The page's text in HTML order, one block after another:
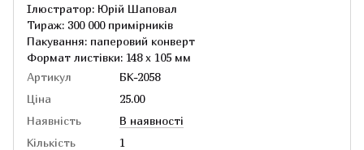
Ілюстратор: Юрій Шаповал
Тираж: 300 000 примірників
Пакування: паперовий конверт
Формат листівки: 148 х 105 мм
Артикул
БК-2058
Ціна
25.00
Наявність
В наявності
Кількість
1